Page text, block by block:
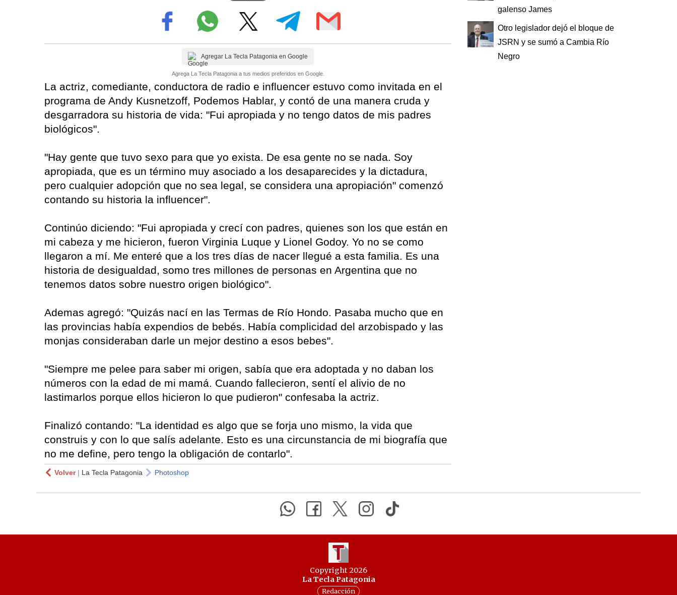
Agregar La Tecla Patagonia en Google
Agrega La Tecla Patagonia a tus medios preferidos en Google.
La actriz, comediante, conductora de radio e influencer estuvo como invitada en el
programa de Andy Kusnetzoff, Podemos Hablar, y contó de una manera cruda y
desgarradora su historia de vida: "Fui apropiada y no tengo datos de mis padres
biológicos".
"Hay gente que tuvo sexo para que yo exista. De esa gente no se nada. Soy
apropiada, que es un término muy asociado a los desaparecides y la dictadura,
pero cualquier adopción que no sea legal, se considera una apropiación" comenzó
contando su historia la influencer".
Continúo diciendo: "Fui apropiada y crecí con padres, quienes son los que están en
mi cabeza y me hicieron, fueron Virginia Luque y Lionel Godoy. Yo no se como
llegaron a mí. Me enteré que a los tres días de nacer llegué a esta familia. Es una
historia de desigualdad, somo tres millones de personas en Argentina que no
tenemos datos sobre nuestro origen biológico".
Ademas agregó: "Quizás nací en las Termas de Río Hondo. Pasaba mucho que en
las provincias había expendios de bebés. Había complicidad del arzobispado y las
monjas consideraban darle un mejor destino a esos bebes".
"Siempre me pelee para saber mi origen, sabía que era adoptada y no daban los
números con la edad de mi mamá. Cuando fallecieron, sentí el alivio de no
lastimarlos porque ellos hicieron lo que pudieron" confesaba la actriz.
Finalizó contando: "La identidad es algo que se forja uno mismo, la vida que
construis y con lo que salís adelante. Esto es una circunstancia de mi biografía que
no me define, pero tengo la obligación de contarlo".
Volver| La Tecla Patagonia Photoshop
galenso James
Otro legislador dejó el bloque de
JSRN y se sumó a Cambia Río
Negro
Copyright 2026
La Tecla Patagonia
Redacción